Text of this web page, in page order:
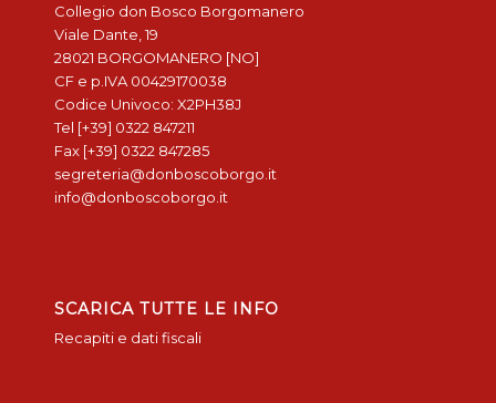
Collegio don Bosco Borgomanero
Viale Dante, 19
28021 BORGOMANERO [NO]
CF e p.IVA 00429170038
Codice Univoco: X2PH38J
Tel [+39] 0322 847211
Fax [+39] 0322 847285
segreteria@donboscoborgo.it
info@donboscoborgo.it
SCARICA TUTTE LE INFO
Recapiti e dati fiscali